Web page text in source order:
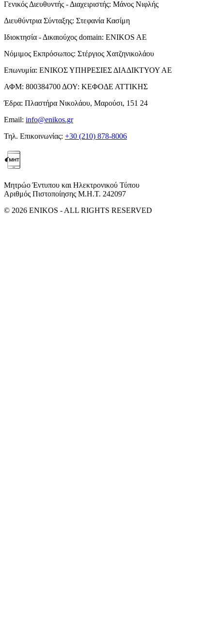
Γενικός Διευθυντής - Διαχειριστής: Μάνος Νιφλής
Διευθύντρια Σύνταξης: Στεφανία Κασίμη
Ιδιοκτησία - Δικαιούχος domain: ENIKOS AE
Νόμιμος Εκπρόσωπος: Στέργιος Χατζηνικολάου
Επωνυμία: ΕΝΙΚΟΣ ΥΠΗΡΕΣΙΕΣ ΔΙΑΔΙΚΤΥΟΥ ΑΕ
ΑΦΜ: 800384700 ΔΟΥ: ΚΕΦΟΔΕ ΑΤΤΙΚΗΣ
Έδρα: Πλαστήρα Νικολάου, Μαρούσι, 151 24
Email: info@enikos.gr
Τηλ. Επικοινωνίας: +30 (210) 878-8006
Μητρώο Έντυπου και Ηλεκτρονικού Τύπου
Αριθμός Πιστοποίησης Μ.Η.Τ. 242097
© 2026 ENIKOS - ALL RIGHTS RESERVED